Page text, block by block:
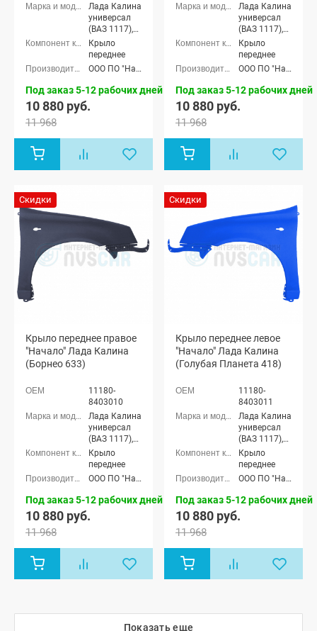
Лада Калина
универсал
(ВАЗ 1117),
Лада Калина
седан (ВАЗ
1118), Лада
Калина
хэтчбек (ВАЗ
1119)
Крыло
переднее
ООО ПО "Начало"
Под заказ 5-12 рабочих дней
10 880 руб.
11 968
Лада Калина
универсал
(ВАЗ 1117),
Лада Калина
седан (ВАЗ
1118), Лада
Калина
хэтчбек (ВАЗ
1119)
Крыло
переднее
ООО ПО "Начало"
Под заказ 5-12 рабочих дней
10 880 руб.
11 968
Скидки
Крыло переднее правое
"Начало" Лада Калина
(Борнео 633)
11180-
8403010
Лада Калина
универсал
(ВАЗ 1117),
Лада Калина
седан (ВАЗ
Калина
хэтчбек (ВАЗ
1119)
Крыло
переднее
ООО ПО "Начало"
Под заказ 5-12 рабочих дней
10 880 руб.
11 968
Скидки
Крыло переднее левое
"Начало" Лада Калина
(Голубая Планета 418)
11180-
8403011
Лада Калина
универсал
(ВАЗ 1117),
Лада Калина
седан (ВАЗ
Калина
хэтчбек (ВАЗ
1119)
Крыло
переднее
ООО ПО "Начало"
Под заказ 5-12 рабочих дней
10 880 руб.
11 968
Показать еще